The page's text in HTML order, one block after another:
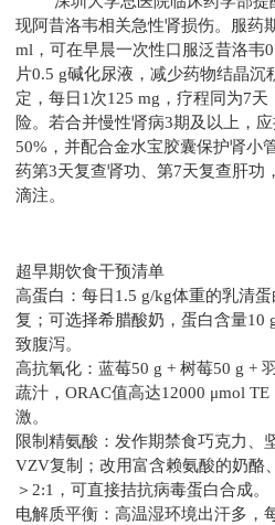
现阿昔洛韦相关急性肾损伤。服药
ml，可在早晨一次性口服泛昔洛韦
片0.5 g碱化尿液，减少药物结晶
定，每日1次125 mg，疗程同为7
险。若合并慢性肾病3期及以上，
50%，并配合金水宝胶囊保护肾小
药第3天复查肾功、第7天复查肝功
滴注。
超早期饮食干预清单
高蛋白：每日1.5 g/kg体重的乳清
复；可选择希腊酸奶，蛋白含量10
致腹泻。
高抗氧化：蓝莓50 g + 树莓50 g +
蔬汁，ORAC值高达12000 μmol
激。
限制精氨酸：发作期禁食巧克力、
VZV复制；改用富含赖氨酸的奶酪
＞2:1，可直接拮抗病毒蛋白合成。
电解质平衡：高温湿环境出汗多，